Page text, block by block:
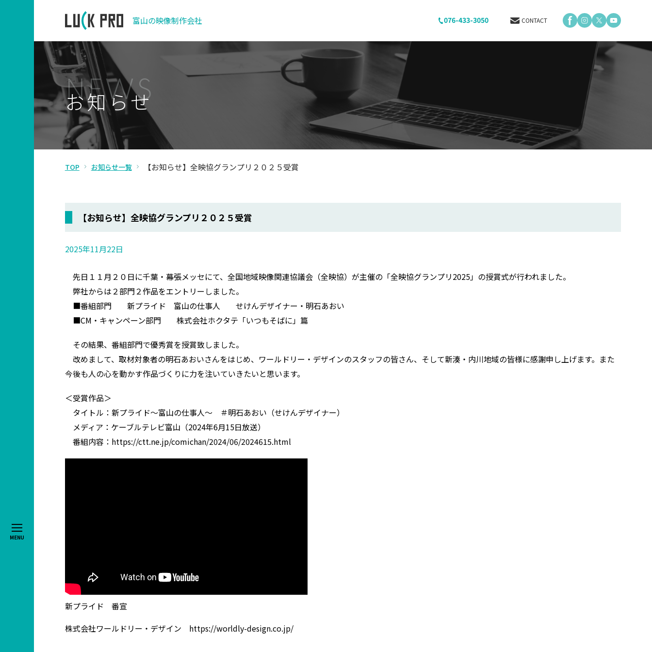
富山の映像制作会社 076-433-3050 CONTACT
MENU
NEWS
お知らせ
TOP お知らせ一覧 【お知らせ】全映協グランプリ２０２５受賞
【お知らせ】全映協グランプリ２０２５受賞
2025年11月22日
先日１１月２０日に千葉・幕張メッセにて、全国地域映像関連協議会（全映協）が主催の「全映協グランプリ2025」の授賞式が行われました。
弊社からは２部門２作品をエントリーしました。
■番組部門 新プライド 富山の仕事人 せけんデザイナー・明石あおい
■CM・キャンペーン部門 株式会社ホクタテ「いつもそばに」篇
その結果、番組部門で優秀賞を授賞致しました。
改めまして、取材対象者の明石あおいさんをはじめ、ワールドリー・デザインのスタッフの皆さん、そして新湊・内川地域の皆様に感謝申し上げます。また
今後も人の心を動かす作品づくりに力を注いていきたいと思います。
＜受賞作品＞
タイトル：新プライド〜富山の仕事人〜 ＃明石あおい（せけんデザイナー）
メディア：ケーブルテレビ富山（2024年6月15日放送）
番組内容：https://ctt.ne.jp/comichan/2024/06/2024615.html
新プライド 番宣
株式会社ワールドリー・デザイン https://worldly-design.co.jp/